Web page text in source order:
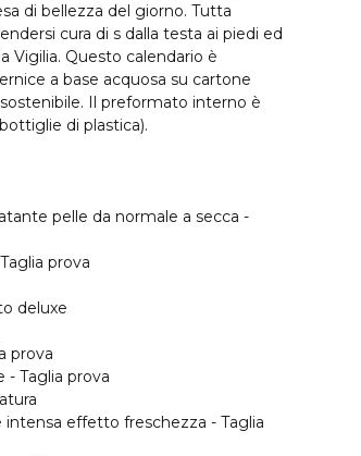
di bellezza del giorno. Tutta
cura di s dalla testa ai piedi ed
Vigilia. Questo calendario è
a base acquosa su cartone
Il preformato interno è
di plastica).
pelle da normale a secca -
prova
deluxe
prova
- Taglia prova
intensa effetto freschezza - Taglia